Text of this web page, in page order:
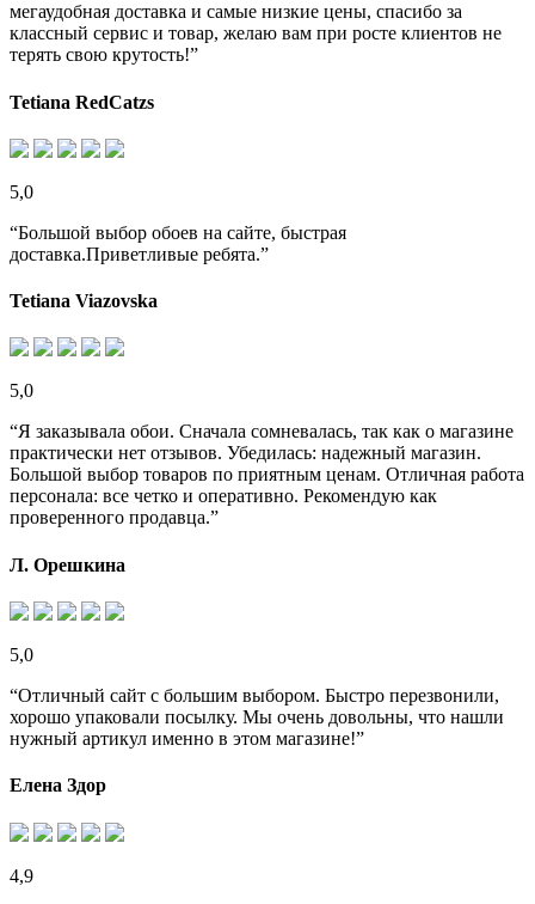
мегаудобная доставка и самые низкие цены, спасибо за
классный сервис и товар, желаю вам при росте клиентов не
терять свою крутость!”
Tetiana RedCatzs
5,0
“Большой выбор обоев на сайте, быстрая
доставка.Приветливые ребята.”
Tetiana Viazovska
5,0
“Я заказывала обои. Сначала сомневалась, так как о магазине
практически нет отзывов. Убедилась: надежный магазин.
Большой выбор товаров по приятным ценам. Отличная работа
персонала: все четко и оперативно. Рекомендую как
проверенного продавца.”
Л. Орешкина
5,0
“Отличный сайт с большим выбором. Быстро перезвонили,
хорошо упаковали посылку. Мы очень довольны, что нашли
нужный артикул именно в этом магазине!”
Елена Здор
4,9